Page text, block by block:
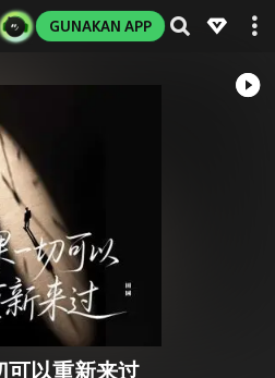
GUNAKAN APP
可以重新来过